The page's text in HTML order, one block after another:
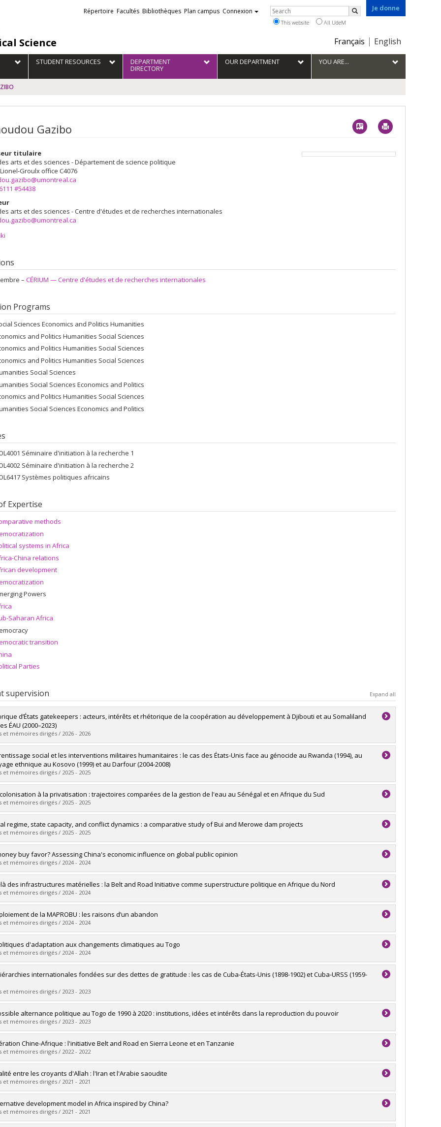
Science
Je donne
Choix
la
langue
Français English
Liens
externes
Répertoire Facultés Bibliothèques Plan campus Connexion Rechercher
Search
This website All UdeM
STUDENT RESOURCES DEPARTMENT
DIRECTORY
OUR DEPARTMENT YOU ARE...
Gazibo Vcard
titulaire
arts et des sciences - Département de science politique
Groulx office C4076
#54438
arts et des sciences - Centre d'études et de recherches internationales
– CÉRIUM — Centre d'études et de recherches internationales
Programs
Sciences Economics and Politics Humanities
and Politics Humanities Social Sciences
and Politics Humanities Social Sciences
and Politics Humanities Social Sciences
Social Sciences
Social Sciences Economics and Politics
and Politics Humanities Social Sciences
Social Sciences Economics and Politics
Séminaire d'initiation à la recherche 1
Séminaire d'initiation à la recherche 2
Systèmes politiques africains
Expertise
methods
systems in Africa
China relations
development
Powers
Saharan Africa
transition
Parties
supervision Expand all
d’États gatekeepers : acteurs, intérêts et rhétorique de la coopération au développement à Djibouti et au Somaliland
ÉAU (2000–2023)
et mémoires dirigés / 2026 - 2026
:Novel, Brendon
Doctoral
:Ph. D.
le document dans Papyrus
social et les interventions militaires humanitaires : le cas des États-Unis face au génocide au Rwanda (1994), au
ethnique au Kosovo (1999) et au Darfour (2004-2008)
et mémoires dirigés / 2025 - 2025
:Bregaj, Anjeza
Doctoral
:Ph. D.
à la privatisation : trajectoires comparées de la gestion de l'eau au Sénégal et en Afrique du Sud
et mémoires dirigés / 2025 - 2025
:Benomar, Maya
Master's
:M. Sc.
regime, state capacity, and conflict dynamics : a comparative study of Bui and Merowe dam projects
et mémoires dirigés / 2025 - 2025
:Lema Mohamed , Abdou Rahim
Doctoral
:Ph. D.
buy favor? Assessing China's economic influence on global public opinion
et mémoires dirigés / 2024 - 2024
: Toettoe, Benjamin
Doctoral
:Ph. D.
des infrastructures matérielles : la Belt and Road Initiative comme superstructure politique en Afrique du Nord
et mémoires dirigés / 2024 - 2024
:Laroussi, Adam
Doctoral
:Ph. D.
de la MAPROBU : les raisons d’un abandon
et mémoires dirigés / 2024 - 2024
:Faye, Djidiack Jean-François
Master's
:M. Sc.
d'adaptation aux changements climatiques au Togo
et mémoires dirigés / 2024 - 2024
:Amematsro, Bloda Ayaovi.
:M. Sc.
le document dans Papyrus
internationales fondées sur des dettes de gratitude : les cas de Cuba-États-Unis (1898-1902) et Cuba-URSS (1959-
et mémoires dirigés / 2023 - 2023
:Ricardo, Rainer
Doctoral
:Ph. D.
alternance politique au Togo de 1990 à 2020 : institutions, idées et intérêts dans la reproduction du pouvoir
et mémoires dirigés / 2023 - 2023
:Adandjesso, Kossi Eden Andrews
Doctoral
:Ph. D.
Chine-Afrique : l'initiative Belt and Road en Sierra Leone et en Tanzanie
et mémoires dirigés / 2022 - 2022
:Bonacina, Amabilly
Master's
:M. Sc.
entre les croyants d'Allah : l'Iran et l'Arabie saoudite
et mémoires dirigés / 2021 - 2021
:Mira, Adam
Master's
:M. Sc.
development model in Africa inspired by China?
et mémoires dirigés / 2021 - 2021